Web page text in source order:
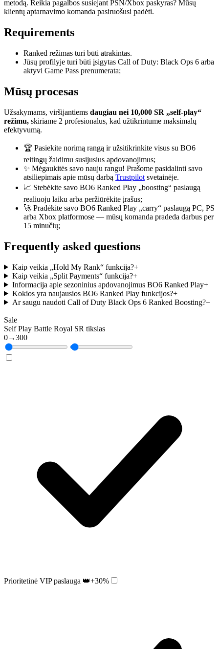
metodą. Reikia pagalbos susiejant PSN/Xbox paskyras? Mūsų
klientų aptarnavimo komanda pasiruošusi padėti.
Requirements
Ranked režimas turi būti atrakintas.
Jūsų profilyje turi būti įsigytas Call of Duty: Black Ops 6 arba
aktyvi Game Pass prenumerata;
Mūsų procesas
Užsakymams, viršijantiems daugiau nei 10,000 SR „self-play“
režimu, skiriame 2 profesionalus, kad užtikrintume maksimalų
efektyvumą.
🏆 Pasiekite norimą rangą ir užsitikrinkite visus su BO6
reitingų žaidimu susijusius apdovanojimus;
✨ Mėgaukitės savo nauju rangu! Prašome pasidalinti savo
atsiliepimais apie mūsų darbą Trustpilot svetainėje.
📈 Stebėkite savo BO6 Ranked Play „boosting“ paslaugą
realiuoju laiku arba peržiūrėkite įrašus;
🚀 Pradėkite savo BO6 Ranked Play „carry“ paslaugą PC, PS
arba Xbox platformose — mūsų komanda pradeda darbus per
15 minučių;
Frequently asked questions
Kaip veikia „Hold My Rank“ funkcija?+
Kaip veikia „Split Payments“ funkcija?+
Informacija apie sezoninius apdovanojimus BO6 Ranked Play+
Kokios yra naujausios BO6 Ranked Play funkcijos?+
Ar saugu naudoti Call of Duty Black Ops 6 Ranked Boosting?+
Sale
Self Play Battle Royal SR tikslas
0→300
Prioritetinė VIP paslauga 👑+30%